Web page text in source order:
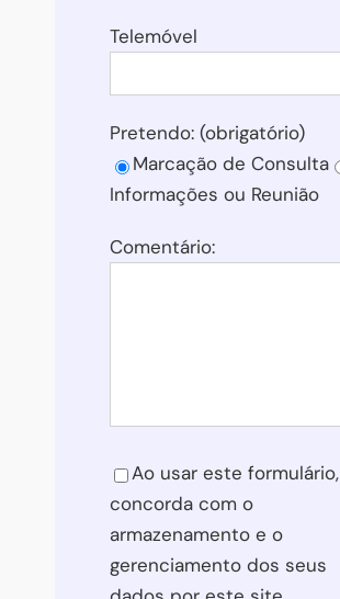
Telemóvel
Pretendo: (obrigatório)
Marcação de Consulta
Informações ou Reunião
Comentário:
Ao usar este formulário,
concorda com o
armazenamento e o
gerenciamento dos seus